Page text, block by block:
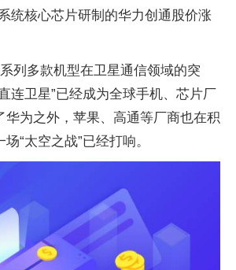
统核心芯片研制的华力创通股价涨
列多款机型在卫星通信领域的突
连卫星”已经成为全球手机、芯片厂
华为之外，苹果、高通等厂商也在积
“太空之战”已经打响。